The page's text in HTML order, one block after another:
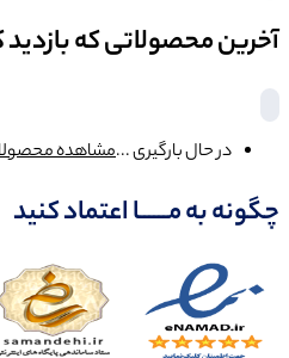
آخرین محصولاتی که بازدید
در حال بارگیری ...مشاهده
چگونه به مــــــا اعتماد کنید